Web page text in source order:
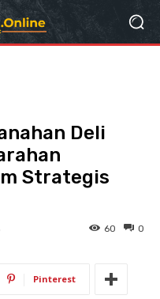
Deli
Strategis
0
60
Pinterest